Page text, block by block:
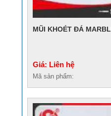
MŨI KHOÉT ĐÁ
Giá: Liên hệ
Mã sản phẩm: